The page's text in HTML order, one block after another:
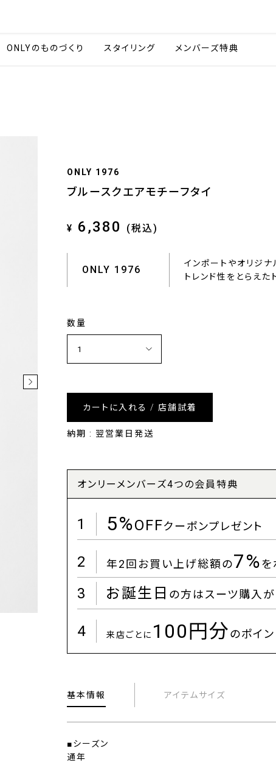
ONLYのものづくり スタイリング メンバーズ特典
ONLY 1976
ブルースクエアモチーフタイ
¥ 6,380 (税込)
ONLY 1976
インポートやオリジナ
トレンド性をとらえた
数量
カートに入れる / 店舗試着
納期 : 翌営業日発送
オンリーメンバーズ4つの会員特典
1 5%OFFクーポンプレゼント
2 年2回お買い上げ総額の7%を
3 お誕生日 の方はスーツ購入
4 来店ごとに 100円分のポイ
基本情報 アイテムサイズ
■シーズン
通年